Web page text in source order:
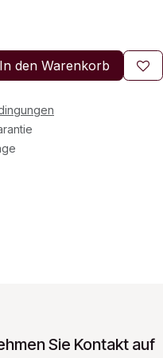
den Warenkorb
Sie Kontakt auf